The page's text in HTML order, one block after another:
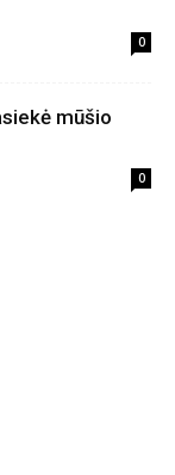
0
mūšio
0